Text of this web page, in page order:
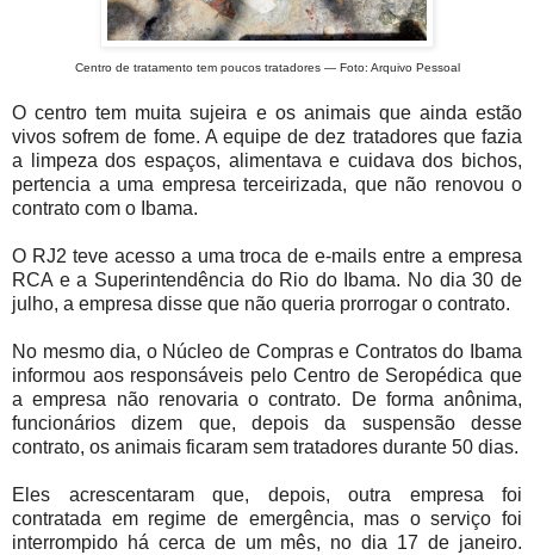
Centro de tratamento tem poucos tratadores — Foto: Arquivo Pessoal
O centro tem muita sujeira e os animais que ainda estão
vivos sofrem de fome. A equipe de dez tratadores que fazia
a limpeza dos espaços, alimentava e cuidava dos bichos,
pertencia a uma empresa terceirizada, que não renovou o
contrato com o Ibama.
O RJ2 teve acesso a uma troca de e-mails entre a empresa
RCA e a Superintendência do Rio do Ibama. No dia 30 de
julho, a empresa disse que não queria prorrogar o contrato.
No mesmo dia, o Núcleo de Compras e Contratos do Ibama
informou aos responsáveis pelo Centro de Seropédica que
a empresa não renovaria o contrato. De forma anônima,
funcionários dizem que, depois da suspensão desse
contrato, os animais ficaram sem tratadores durante 50 dias.
Eles acrescentaram que, depois, outra empresa foi
contratada em regime de emergência, mas o serviço foi
interrompido há cerca de um mês, no dia 17 de janeiro.